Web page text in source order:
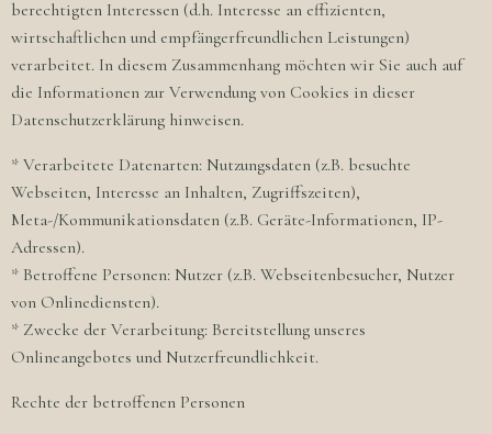
berechtigten Interessen (d.h. Interesse an effizienten,
wirtschaftlichen und empfängerfreundlichen Leistungen)
verarbeitet. In diesem Zusammenhang möchten wir Sie auch auf
die Informationen zur Verwendung von Cookies in dieser
Datenschutzerklärung hinweisen.
* Verarbeitete Datenarten: Nutzungsdaten (z.B. besuchte
Webseiten, Interesse an Inhalten, Zugriffszeiten),
Meta-/Kommunikationsdaten (z.B. Geräte-Informationen, IP-
Adressen).
* Betroffene Personen: Nutzer (z.B. Webseitenbesucher, Nutzer
von Onlinediensten).
* Zwecke der Verarbeitung: Bereitstellung unseres
Onlineangebotes und Nutzerfreundlichkeit.
Rechte der betroffenen Personen